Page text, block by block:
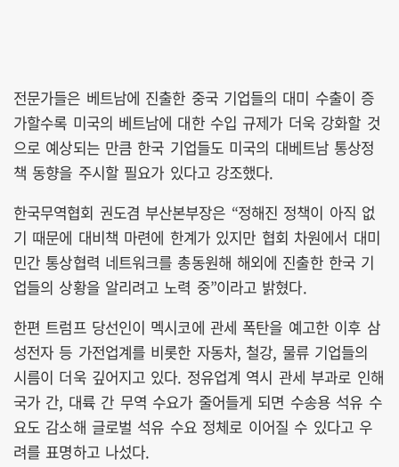
전문가들은 베트남에 진출한 중국 기업들의 대미 수출이 증
가할수록 미국의 베트남에 대한 수입 규제가 더욱 강화할 것
으로 예상되는 만큼 한국 기업들도 미국의 대베트남 통상정
책 동향을 주시할 필요가 있다고 강조했다.
한국무역협회 권도겸 부산본부장은 “정해진 정책이 아직 없
기 때문에 대비책 마련에 한계가 있지만 협회 차원에서 대미
민간 통상협력 네트워크를 총동원해 해외에 진출한 한국 기
업들의 상황을 알리려고 노력 중”이라고 밝혔다.
한편 트럼프 당선인이 멕시코에 관세 폭탄을 예고한 이후 삼
성전자 등 가전업계를 비롯한 자동차, 철강, 물류 기업들의
시름이 더욱 깊어지고 있다. 정유업계 역시 관세 부과로 인해
국가 간, 대륙 간 무역 수요가 줄어들게 되면 수송용 석유 수
요도 감소해 글로벌 석유 수요 정체로 이어질 수 있다고 우
려를 표명하고 나섰다.